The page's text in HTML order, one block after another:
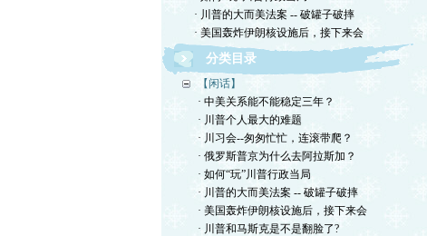
· 川普的大而美法案 -- 破罐子破摔
· 美国轰炸伊朗核设施后，接下来会
分类目录
【闲话】
· 中美关系能不能稳定三年？
· 川普个人最大的难题
· 川习会--匆匆忙忙，连滚带爬？
· 俄罗斯普京为什么去阿拉斯加？
· 如何“玩”川普行政当局
· 川普的大而美法案 -- 破罐子破摔
· 美国轰炸伊朗核设施后，接下来会
· 川普和马斯克是不是翻脸了?